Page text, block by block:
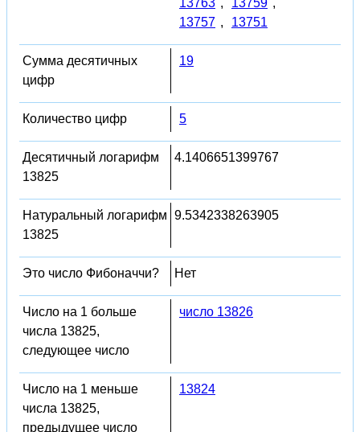
13757 , 13751
Сумма десятичных
цифр
19
Количество цифр 5
Десятичный логарифм
13825
4.1406651399767
Натуральный логарифм
13825
9.5342338263905
Это число Фибоначчи? Нет
Число на 1 больше
числа 13825,
следующее число
число 13826
Число на 1 меньше
числа 13825,
предыдущее число
13824